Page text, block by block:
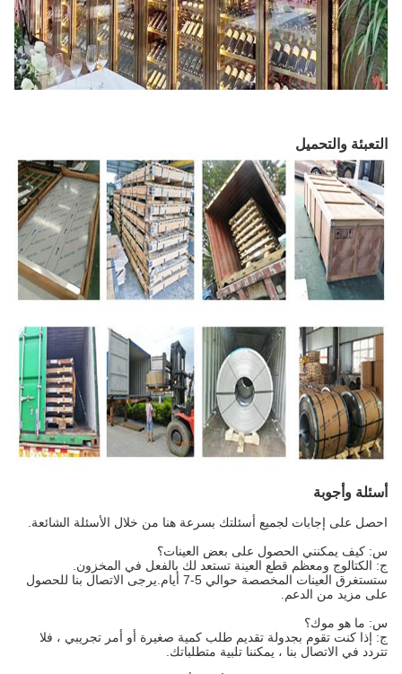
التعبئة والتحميل
أسئلة وأجوبة
احصل على إجابات لجميع أسئلتك بسرعة هنا من خلال الأسئلة الشائعة.
س: كيف يمكنني الحصول على بعض العينات؟
ج: الكتالوج ومعظم قطع العينة تستعد لك بالفعل في المخزون.
ستستغرق العينات المخصصة حوالي 5-7 أيام.يرجى الاتصال بنا للحصول
على مزيد من الدعم.
س: ما هو موك؟
ج: إذا كنت تقوم بجدولة تقديم طلب كمية صغيرة أو أمر تجريبي ، فلا
تتردد في الاتصال بنا ، يمكننا تلبية متطلباتك.